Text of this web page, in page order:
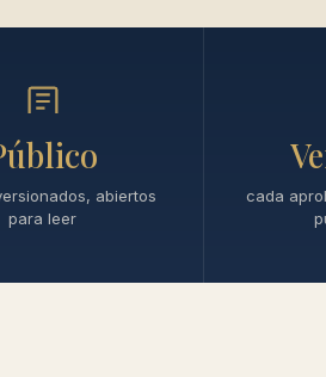
abiertos
para leer
cada